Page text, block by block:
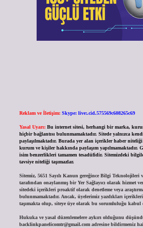
Reklam ve İletişim: Skype: live:.cid.575569c608265c69
Yasal Uyarı: Bu internet sitesi, herhangi bir marka,
hiçbir bağlantısı bulunmamaktadır. Sitede yalnızca kendi
paylaşılmaktadır. Burada yer alan içerikler haber niteliği
kurum ve kişiler hakkında paylaşım yapılmamaktadır.
isim benzerlikleri tamamen tesadüfidir. Sitemizdeki
tavsiye niteliği taşımazlar.
Sitemiz, 5651 Sayılı Kanun gereğince Bilgi
tarafından onaylanmış bir Yer Sağlayıcı olarak hizmet
sitedeki içerikleri proaktif olarak denetleme veya
bulunmamaktadır. Ancak, üyelerimiz yazdıkları
taşımakta olup, siteye üye olarak bu sorumluluğu kabul
Hukuka ve yasal düzenlemelere aykırı olduğunu
backlinkpanelicomtr@gmail.comadresine bildirmeniz